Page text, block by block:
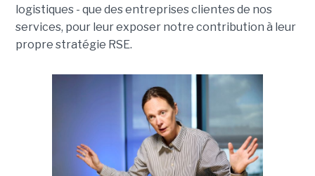
logistiques - que des entreprises clientes de nos
services, pour leur exposer notre contribution à leur
propre stratégie RSE.